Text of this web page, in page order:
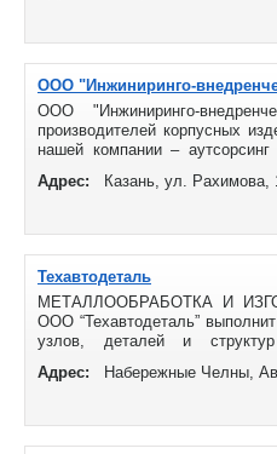
ООО "Инжиниринго-
ООО "Инжиниринго-
производителей корпусных
нашей компании – аутсорсинг
Адрес: Казань, ул. Рахимова,
Техавтодеталь
МЕТАЛЛООБРАБОТКА И
ООО “Техавтодеталь”
узлов, деталей и
Адрес: Набережные Челны,